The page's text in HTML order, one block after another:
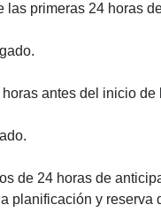
las primeras 24 horas
antes del inicio de
de 24 horas de
planificación y reserva